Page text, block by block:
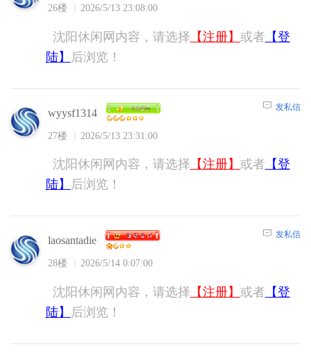
26楼 2026/5/13 23:08:00
沈阳休闲网内容，请选择 【注册】 或者 【登
陆】
后浏览！
wyysf1314
27楼 2026/5/13 23:31:00
发私信
沈阳休闲网内容，请选择 【注册】 或者 【登
陆】
后浏览！
laosantadie
28楼 2026/5/14 0:07:00
发私信
沈阳休闲网内容，请选择 【注册】 或者 【登
陆】
后浏览！